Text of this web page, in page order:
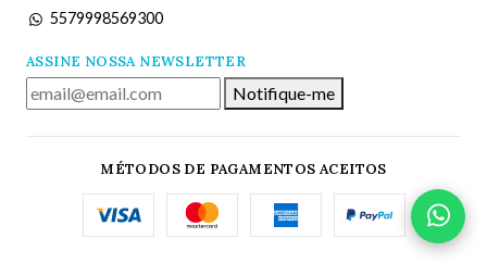
5579998569300
ASSINE NOSSA NEWSLETTER
Notifique-me
MÉTODOS DE PAGAMENTOS ACEITOS